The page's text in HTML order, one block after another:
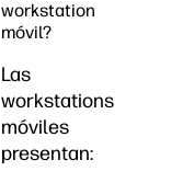
workstation
móvil?
Las
workstations
móviles
presentan: